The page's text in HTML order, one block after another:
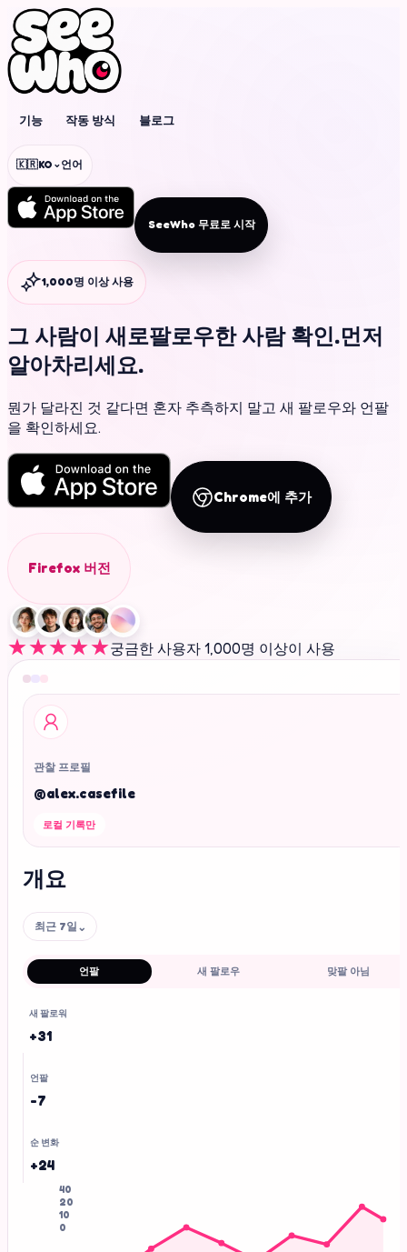
기능 작동 방식 블로그
🇰🇷KO ⌄언어
SeeWho 무료로 시작
1,000명 이상 사용
그 사람이 새로팔로우한 사람 확인.먼저
알아차리세요.
뭔가 달라진 것 같다면 혼자 추측하지 말고 새 팔로우와 언팔
을 확인하세요.
Chrome에 추가
Firefox 버전
★★★★★궁금한 사용자 1,000명 이상이 사용
관찰 프로필
@alex.casefile
로컬 기록만
개요
최근 7일 ⌄
언팔 새 팔로우 맞팔 아님
새 팔로워
+31
언팔
-7
순 변화
+24
40
20
10
0